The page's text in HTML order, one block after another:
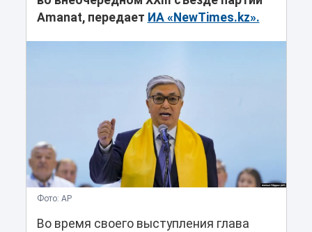
Amanat, передает ИА «NewTimes.kz».
Фото: AP
Во время своего выступления глава